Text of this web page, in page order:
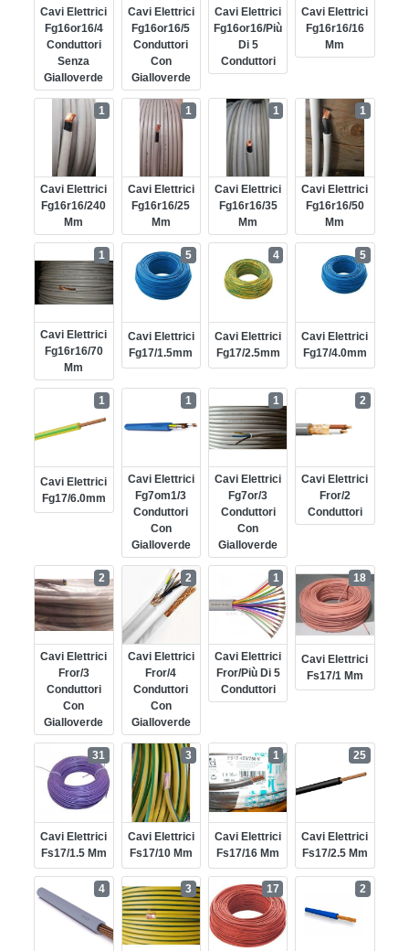
Cavi Elettrici
Fg16or16/4
Conduttori
Senza
Gialloverde
Cavi Elettrici
Fg16or16/5
Conduttori
Con
Gialloverde
Cavi Elettrici
Fg16or16/più
Di 5
Conduttori
Cavi Elettrici
Fg16r16/16
Mm
Cavi Elettrici
Fg16r16/240
Mm
1
Cavi Elettrici
Fg16r16/25
Mm
1
Cavi Elettrici
Fg16r16/35
Mm
1
Cavi Elettrici
Fg16r16/50
Mm
1
Cavi Elettrici
Fg16r16/70
Mm
1
Cavi Elettrici
Fg17/1.5mm
5
Cavi Elettrici
Fg17/2.5mm
4
Cavi Elettrici
Fg17/4.0mm
5
Cavi Elettrici
Fg17/6.0mm
1
Cavi Elettrici
Fg7om1/3
Conduttori
Con
Gialloverde
1
Cavi Elettrici
Fg7or/3
Conduttori
Con
Gialloverde
1
Cavi Elettrici
Fror/2
Conduttori
2
Cavi Elettrici
Fror/3
Conduttori
Con
Gialloverde
2
Cavi Elettrici
Fror/4
Conduttori
Con
Gialloverde
2
Cavi Elettrici
Fror/più Di 5
Conduttori
1
Cavi Elettrici
Fs17/1 Mm
18
Cavi Elettrici
Fs17/1.5 Mm
31
Cavi Elettrici
Fs17/10 Mm
3
Cavi Elettrici
Fs17/16 Mm
1
Cavi Elettrici
Fs17/2.5 Mm
25
4 3 17 2